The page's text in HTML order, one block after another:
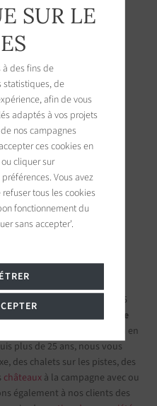
sociaux
belles demeures et
immobilières
parmi nos 75
d’investissement.Groupe
les propriétés d'exception en
plus de 25 ans, nous vous
des chalets sur les pistes, des
châteaux à la campagne avec ou
également à nos clients des
SUR LE
à des fins de
statistiques, de
afin de vous
adaptés à vos projets
nos campagnes
ces cookies en
cliquer sur
Vous avez
tous les cookies
fonctionnement du
sans accepter'.